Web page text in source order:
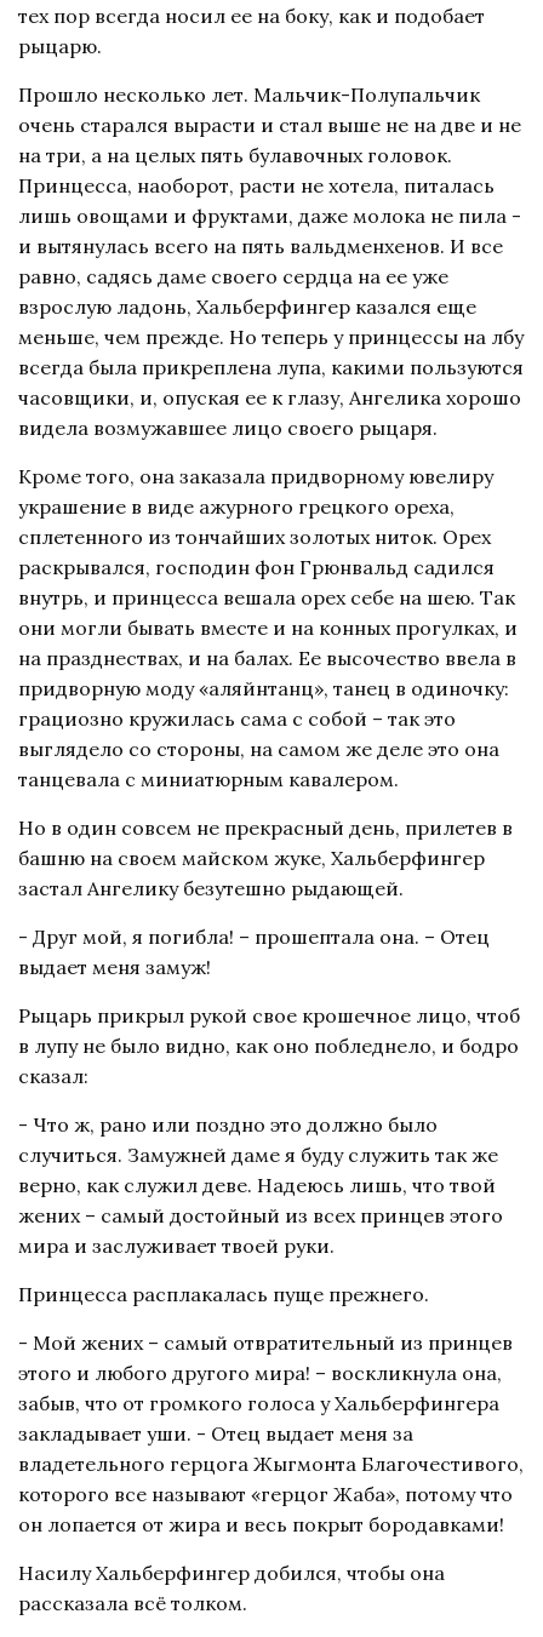
тех пор всегда носил ее на боку, как и подобает
рыцарю.
Прошло несколько лет. Мальчик-Полупальчик
очень старался вырасти и стал выше не на две и не
на три, а на целых пять булавочных головок.
Принцесса, наоборот, расти не хотела, питалась
лишь овощами и фруктами, даже молока не пила -
и вытянулась всего на пять вальдменхенов. И все
равно, садясь даме своего сердца на ее уже
взрослую ладонь, Хальберфингер казался еще
меньше, чем прежде. Но теперь у принцессы на лбу
всегда была прикреплена лупа, какими пользуются
часовщики, и, опуская ее к глазу, Ангелика хорошо
видела возмужавшее лицо своего рыцаря.
Кроме того, она заказала придворному ювелиру
украшение в виде ажурного грецкого ореха,
сплетенного из тончайших золотых ниток. Орех
раскрывался, господин фон Грюнвальд садился
внутрь, и принцесса вешала орех себе на шею. Так
они могли бывать вместе и на конных прогулках, и
на празднествах, и на балах. Ее высочество ввела в
придворную моду «аляйнтанц», танец в одиночку:
грациозно кружилась сама с собой – так это
выглядело со стороны, на самом же деле это она
танцевала с миниатюрным кавалером.
Но в один совсем не прекрасный день, прилетев в
башню на своем майском жуке, Хальберфингер
застал Ангелику безутешно рыдающей.
- Друг мой, я погибла! – прошептала она. – Отец
выдает меня замуж!
Рыцарь прикрыл рукой свое крошечное лицо, чтоб
в лупу не было видно, как оно побледнело, и бодро
сказал:
- Что ж, рано или поздно это должно было
случиться. Замужней даме я буду служить так же
верно, как служил деве. Надеюсь лишь, что твой
жених – самый достойный из всех принцев этого
мира и заслуживает твоей руки.
Принцесса расплакалась пуще прежнего.
- Мой жених – самый отвратительный из принцев
этого и любого другого мира! – воскликнула она,
забыв, что от громкого голоса у Хальберфингера
закладывает уши. - Отец выдает меня за
владетельного герцога Жыгмонта Благочестивого,
которого все называют «герцог Жаба», потому что
он лопается от жира и весь покрыт бородавками!
Насилу Хальберфингер добился, чтобы она
рассказала всё толком.